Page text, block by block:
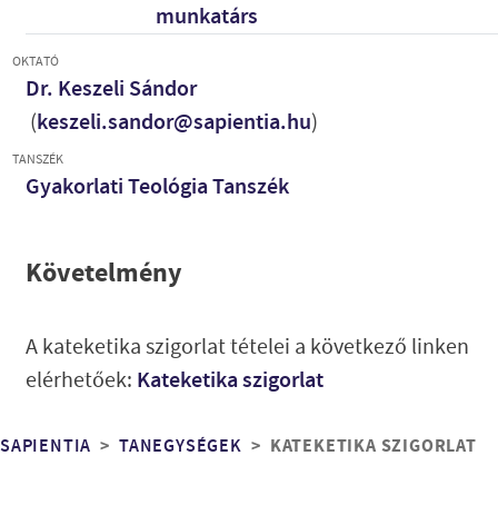
munkatárs
OKTATÓ
Dr. Keszeli Sándor
(keszeli.sandor@sapientia.hu)
TANSZÉK
Gyakorlati Teológia Tanszék
Követelmény
A kateketika szigorlat tételei a következő linken
elérhetőek: Kateketika szigorlat
Morzsa
SAPIENTIA TANEGYSÉGEK KATEKETIKA SZIGORLAT